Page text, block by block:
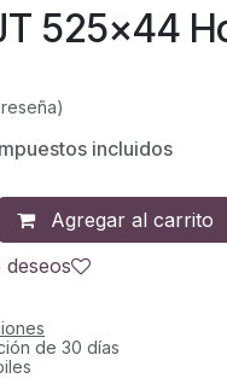
525x44
incluidos
Agregar al carrito
deseos
de 30 días